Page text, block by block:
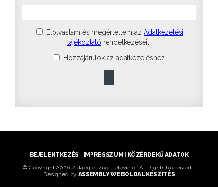
Elolvastam és megértettem az Adatkezelési
tájékoztató rendelkezéseit.
Hozzájárulok az adatkezeléshez.
BEJELENTKEZÉS IMPRESSZUM
KÖZÉRDEKŰ ADATOK
© Copyright 2026 Zalaegerszegi Televízió | All Rights Reserved. |
Designed by ASSEMBLY WEBOLDAL KÉSZÍTÉS